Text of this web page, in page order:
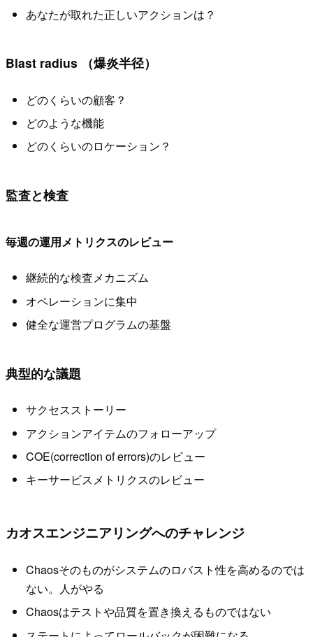
あなたが取れた正しいアクションは？
Blast radius （爆炎半径）
どのくらいの顧客？
どのような機能
どのくらいのロケーション？
監査と検査
毎週の運用メトリクスのレビュー
継続的な検査メカニズム
オペレーションに集中
健全な運営プログラムの基盤
典型的な議題
サクセスストーリー
アクションアイテムのフォローアップ
COE(correction of errors)のレビュー
キーサービスメトリクスのレビュー
カオスエンジニアリングへのチャレンジ
Chaosそのものがシステムのロバスト性を高めるのでは
ない。人がやる
Chaosはテストや品質を置き換えるものではない